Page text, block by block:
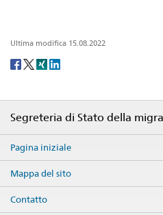
Ultima modifica 15.08.2022
Social
Segreteria di Stato della
Pagina iniziale
Mappa del sito
Contatto